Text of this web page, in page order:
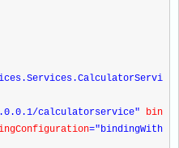
calculatorservice" bin
="bindingWith